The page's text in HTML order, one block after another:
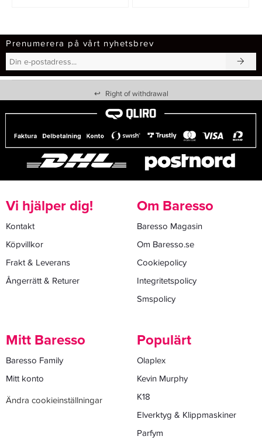
Prenumerera på vårt nyhetsbrev
↩ Right of withdrawal
Vi hjälper dig!
Kontakt
Köpvillkor
Frakt & Leverans
Ångerrätt & Returer
Om Baresso
Baresso Magasin
Om Baresso.se
Cookiepolicy
Integritetspolicy
Smspolicy
Mitt Baresso
Baresso Family
Mitt konto
Ändra cookieinställningar
Populärt
Olaplex
Kevin Murphy
K18
Elverktyg & Klippmaskiner
Parfym